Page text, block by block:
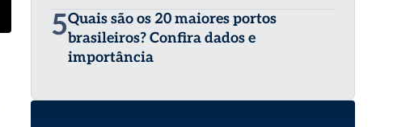
5Quais são os 20 maiores portos
brasileiros? Confira dados e
importância